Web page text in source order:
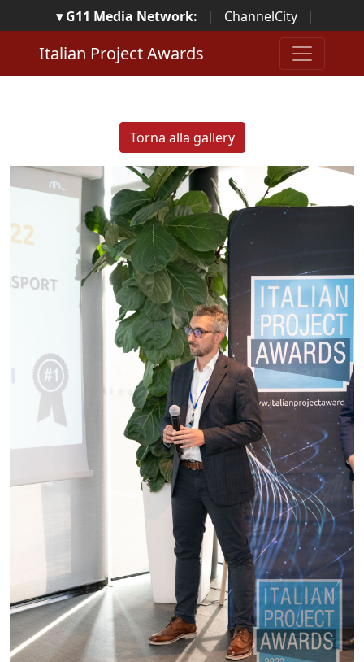
▾ G11 Media Network: | ChannelCity
|
ImpresaCity | SecurityOpenLab | Italian Channel
Awards | Italian Project Awards
Italian Security
Awards | ...
Italian Project Awards
Torna alla gallery